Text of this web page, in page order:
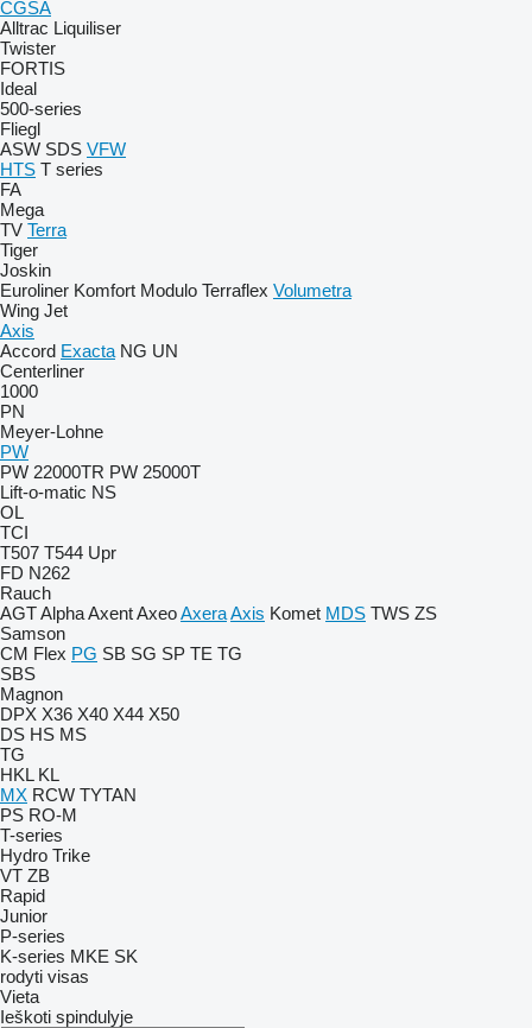
CGSA
Alltrac Liquiliser
Twister
FORTIS
Ideal
500-series
Fliegl
ASW SDS VFW
HTS T series
FA
Mega
TV Terra
Tiger
Joskin
Euroliner Komfort Modulo Terraflex Volumetra
Wing Jet
Axis
Accord Exacta NG UN
Centerliner
1000
PN
Meyer-Lohne
PW
PW 22000TR PW 25000T
Lift-o-matic NS
OL
TCI
T507 T544 Upr
FD N262
Rauch
AGTAlphaAxentAxeoAxeraAxis Komet MDS TWS ZS
Samson
CM Flex PG SB SG SP TE TG
SBS
Magnon
DPX X36 X40 X44 X50
DS HS MS
TG
HKL KL
MX RCW TYTAN
PS RO-M
T-series
Hydro Trike
VT ZB
Rapid
Junior
P-series
K-series MKE SK
rodyti visas
Vieta
Ieškoti spindulyje